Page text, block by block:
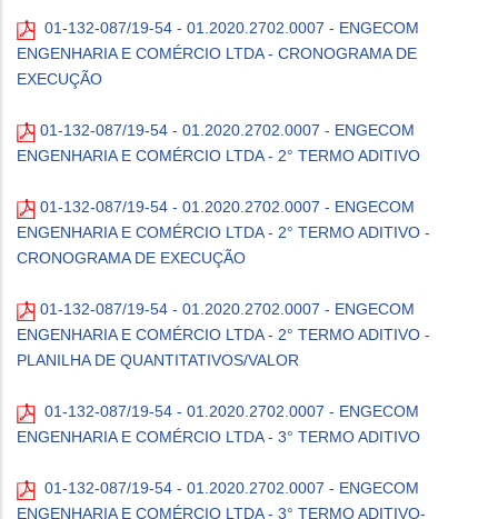
01-132-087/19-54 - 01.2020.2702.0007 - ENGECOM
ENGENHARIA E COMÉRCIO LTDA - CRONOGRAMA DE
EXECUÇÃO
01-132-087/19-54 - 01.2020.2702.0007 - ENGECOM
ENGENHARIA E COMÉRCIO LTDA - 2° TERMO ADITIVO
01-132-087/19-54 - 01.2020.2702.0007 - ENGECOM
ENGENHARIA E COMÉRCIO LTDA - 2° TERMO ADITIVO -
CRONOGRAMA DE EXECUÇÃO
01-132-087/19-54 - 01.2020.2702.0007 - ENGECOM
ENGENHARIA E COMÉRCIO LTDA - 2° TERMO ADITIVO -
PLANILHA DE QUANTITATIVOS/VALOR
01-132-087/19-54 - 01.2020.2702.0007 - ENGECOM
ENGENHARIA E COMÉRCIO LTDA - 3° TERMO ADITIVO
01-132-087/19-54 - 01.2020.2702.0007 - ENGECOM
ENGENHARIA E COMÉRCIO LTDA - 3° TERMO ADITIVO-